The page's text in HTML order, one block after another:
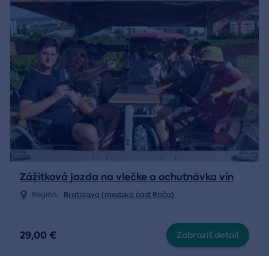
Zážitková jazda na vlečke a ochutnávka vín
Región: Bratislava (mestská časť Rača)
29,00 € Zobraziť detail